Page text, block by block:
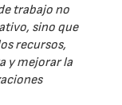
trabajo no
sino que
recursos,
y mejorar la